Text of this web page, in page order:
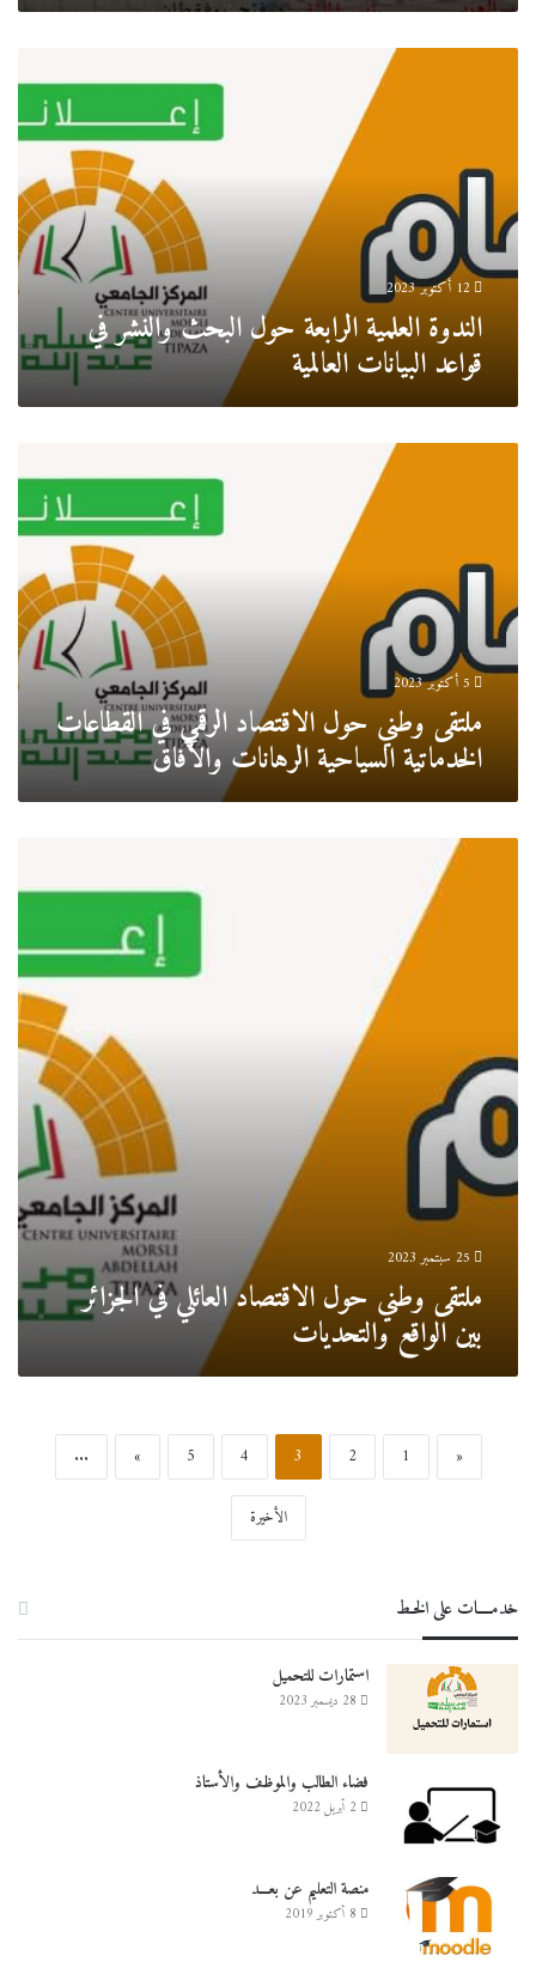
الندوة
في
قواعد
البيانات
العالمية
12 أكتوبر 2023
الندوة العلمية الرابعة حول البحث والنشر في
قواعد البيانات العالمية
ملتقى
القطاعات
الخدماتية
السياحية
الرهانات 5 أكتوبر 2023
ملتقى وطني حول الاقتصاد الرقمي في القطاعات
الخدماتية السياحية الرهانات والآفاق
ملتقى
الواقع
والتحديات
25 سبتمبر 2023
ملتقى وطني حول الاقتصاد العائلي في الجزائر
بين الواقع والتحديات
«
1
2
3
4
5
»
...
الأخيرة
خدمــــات على الخـط
استمارات للتحميل
28 ديسمبر 2023
فضاء الطالب والموظف والأستاذ
2 أبريل 2022
منصة التعليم عن بعـــد
8 أكتوبر 2019